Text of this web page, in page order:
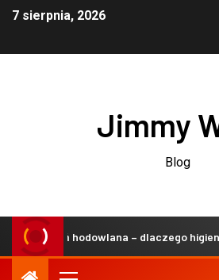
7 sierpnia, 2026
Jimmy
Blog
hodowlana – dlaczego higiena jest